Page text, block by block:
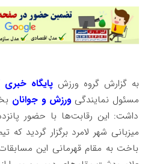
به گزارش گروه ورزشپایگاه
مسئول نمایندگیورزش و جوانان
داشت: این رقابت‌ها با حضور
میزبانی شهر لامرد برگزار گردید که
باخت به مقام قهرمانی این